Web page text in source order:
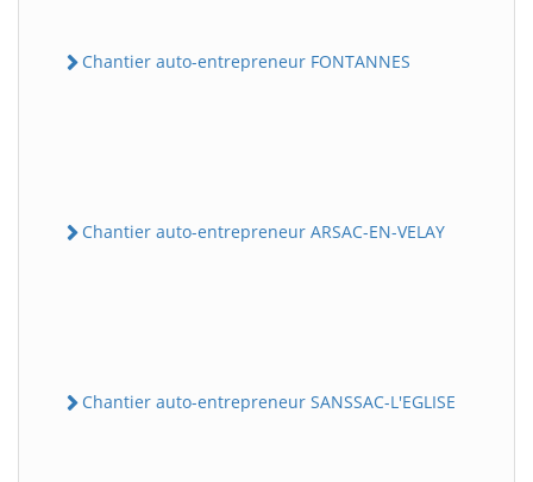
Chantier auto-entrepreneur FONTANNES
Chantier auto-entrepreneur ARSAC-EN-VELAY
Chantier auto-entrepreneur SANSSAC-L'EGLISE